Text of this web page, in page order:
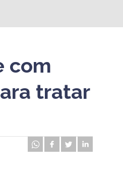
com
tratar